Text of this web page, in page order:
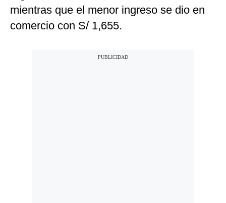
mientras que el menor ingreso se dio en
comercio con S/ 1,655.